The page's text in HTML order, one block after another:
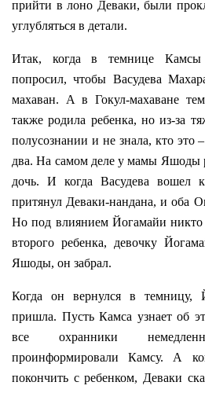
прийти в лоно Деваки, были
углубляться в детали.
Итак, когда в темнице
попросил, чтобы Васудева
махаван. А в Гокул-махаване
также родила ребенка, но из-за
полусознании и не знала, кто
два. На самом деле у мамы Яшоды
дочь. И когда Васудева вошел
притянул Деваки-нандана, и оба
Но под влиянием Йогамайи никто
второго ребенка, девочку
Яшоды, он забрал.
Когда он вернулся в темницу,
пришла. Пусть Камса узнает об
все охранники
проинформировали Камсу. А
покончить с ребенком, Деваки